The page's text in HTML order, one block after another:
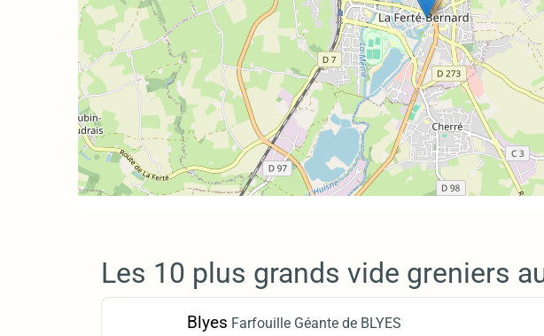
Les 10 plus grands vide greniers
Blyes Farfouille Géante de BLYES